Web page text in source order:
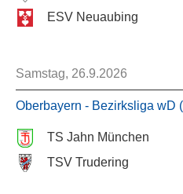
ESV Neuaubing
Samstag, 26.9.2026
Oberbayern - Bezirksliga wD
TS Jahn München
TSV Trudering